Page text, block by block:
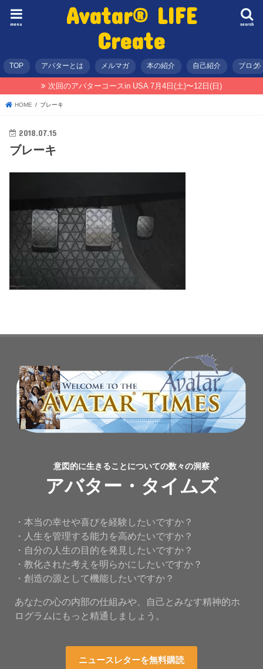
Avatar® LIFE
Create
search
menu
TOP アバターとは メルマガ 本の紹介 自己紹介 ブログ
次回のアバターコースin USA 7月4日(土)〜12日(日)
HOME ブレーキ
2018.07.15
ブレーキ
意図的に生きることについての数々の洞察
アバター・タイムズ
・本当の幸せや喜びを経験したいですか？
・人生を管理する能力を高めたいですか？
・自分の人生の目的を発見したいですか？
・教化された考えを明らかにしたいですか？
・創造の源として機能したいですか？
あなたの心の内部の仕組みや、自己とみなす精神的ホ
ログラムにもっと精通しましょう。
ニュースレターを無料購読